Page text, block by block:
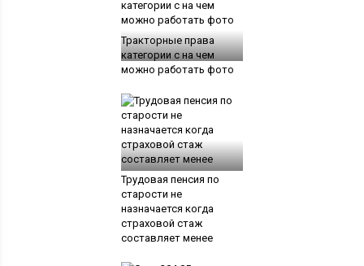
Тракторные права
категории с на чем
можно работать фото
Трудовая пенсия по
старости не
назначается когда
страховой стаж
составляет менее